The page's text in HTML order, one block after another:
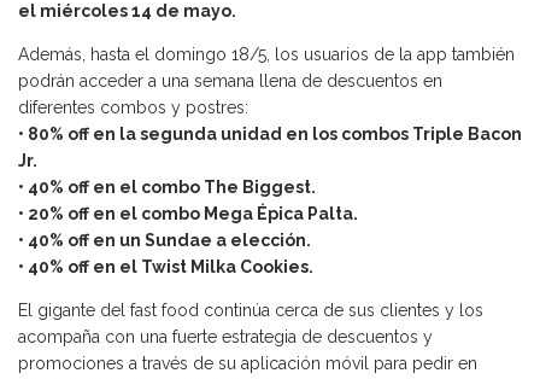
el miércoles 14 de mayo.
Además, hasta el domingo 18/5, los usuarios de la app también
podrán acceder a una semana llena de descuentos en
diferentes combos y postres:
• 80% off en la segunda unidad en los combos Triple Bacon
Jr.
• 40% off en el combo The Biggest.
• 20% off en el combo Mega Épica Palta.
• 40% off en un Sundae a elección.
• 40% off en el Twist Milka Cookies.
El gigante del fast food continúa cerca de sus clientes y los
acompaña con una fuerte estrategia de descuentos y
promociones a través de su aplicación móvil para pedir en